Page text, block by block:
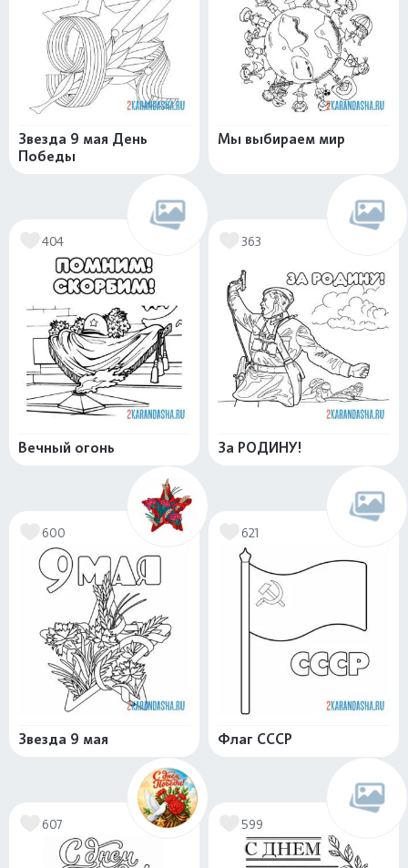
Звезда 9 мая День
Победы
Мы выбираем мир
404
Вечный огонь
363
За РОДИНУ!
600
Звезда 9 мая
621
Флаг СССР
607 599